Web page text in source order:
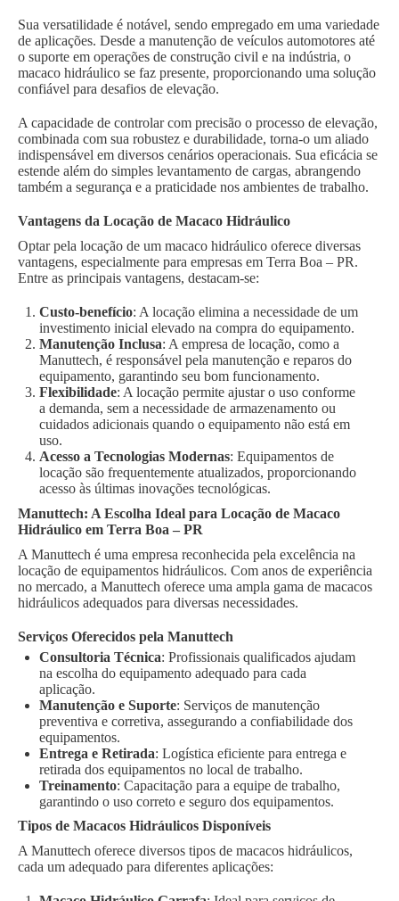
Sua versatilidade é notável, sendo empregado em uma variedade
de aplicações. Desde a manutenção de veículos automotores até
o suporte em operações de construção civil e na indústria, o
macaco hidráulico se faz presente, proporcionando uma solução
confiável para desafios de elevação.
A capacidade de controlar com precisão o processo de elevação,
combinada com sua robustez e durabilidade, torna-o um aliado
indispensável em diversos cenários operacionais. Sua eficácia se
estende além do simples levantamento de cargas, abrangendo
também a segurança e a praticidade nos ambientes de trabalho.
Vantagens da Locação de Macaco Hidráulico
Optar pela locação de um macaco hidráulico oferece diversas
vantagens, especialmente para empresas em Terra Boa – PR.
Entre as principais vantagens, destacam-se:
Custo-benefício: A locação elimina a necessidade de um
investimento inicial elevado na compra do equipamento.
Manutenção Inclusa: A empresa de locação, como a
Manuttech, é responsável pela manutenção e reparos do
equipamento, garantindo seu bom funcionamento.
Flexibilidade: A locação permite ajustar o uso conforme
a demanda, sem a necessidade de armazenamento ou
cuidados adicionais quando o equipamento não está em
uso.
Acesso a Tecnologias Modernas: Equipamentos de
locação são frequentemente atualizados, proporcionando
acesso às últimas inovações tecnológicas.
Manuttech: A Escolha Ideal para Locação de Macaco
Hidráulico em Terra Boa – PR
A Manuttech é uma empresa reconhecida pela excelência na
locação de equipamentos hidráulicos. Com anos de experiência
no mercado, a Manuttech oferece uma ampla gama de macacos
hidráulicos adequados para diversas necessidades.
Serviços Oferecidos pela Manuttech
Consultoria Técnica: Profissionais qualificados ajudam
na escolha do equipamento adequado para cada
aplicação.
Manutenção e Suporte: Serviços de manutenção
preventiva e corretiva, assegurando a confiabilidade dos
equipamentos.
Entrega e Retirada: Logística eficiente para entrega e
retirada dos equipamentos no local de trabalho.
Treinamento: Capacitação para a equipe de trabalho,
garantindo o uso correto e seguro dos equipamentos.
Tipos de Macacos Hidráulicos Disponíveis
A Manuttech oferece diversos tipos de macacos hidráulicos,
cada um adequado para diferentes aplicações: